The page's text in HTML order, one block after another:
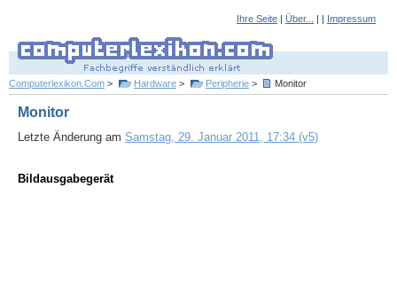
Ihre Seite | Über... | | Impressum
Computerlexikon.Com > Hardware > Peripherie > Monitor
Monitor
Letzte Änderung am Samstag, 29. Januar 2011, 17:34 (v5)
Bildausgabegerät